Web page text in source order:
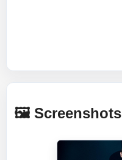
🖼️ Screenshots